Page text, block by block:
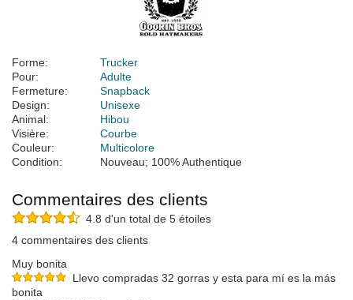
Forme:
Trucker
Pour:
Adulte
Fermeture:
Snapback
Design:
Unisexe
Animal:
Hibou
Visière:
Courbe
Couleur:
Multicolore
Condition:
Nouveau; 100% Authentique
Commentaires des clients
4.8 d'un total de 5 étoiles
4 commentaires des clients
Muy bonita
Llevo compradas 32 gorras y esta para mí es la más
bonita